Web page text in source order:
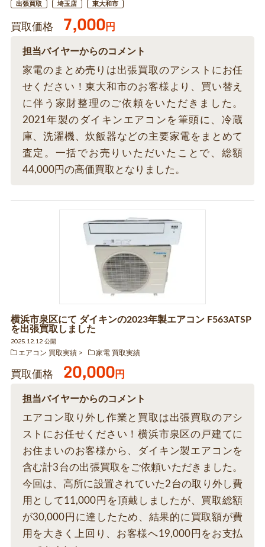
出張買取 埼玉店 東大和市
買取価格 7,000円
担当バイヤーからのコメント
家電のまとめ売りは出張買取のアシストにお任
せください！東大和市のお客様より、買い替え
に伴う家財整理のご依頼をいただきました。
2021年製のダイキンエアコンを筆頭に、冷蔵
庫、洗濯機、炊飯器などの主要家電をまとめて
査定。一括でお売りいただいたことで、総額
44,000円の高価買取となりました。
横浜市泉区にて ダイキンの2023年製エアコン F563ATSP
を出張買取しました
2025.12.12 公開
エアコン 買取実績
家電 買取実績
買取価格 20,000円
担当バイヤーからのコメント
エアコン取り外し作業と買取は出張買取のアシ
ストにお任せください！横浜市泉区の戸建てに
お住まいのお客様から、ダイキン製エアコンを
含む計3台の出張買取をご依頼いただきました。
今回は、高所に設置されていた2台の取り外し費
用として11,000円を頂戴しましたが、買取総額
が30,000円に達したため、結果的に買取額が費
用を大きく上回り、お客様へ19,000円をお支払